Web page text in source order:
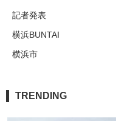
記者発表
横浜BUNTAI
横浜市
TRENDING